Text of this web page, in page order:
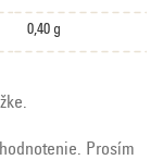
0,40 g
Prosím